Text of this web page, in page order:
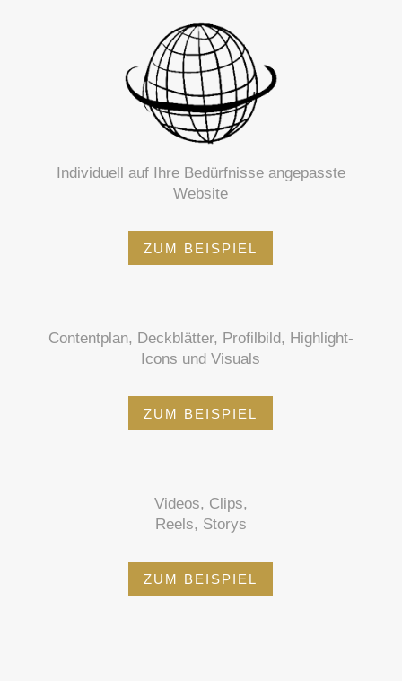
Individuell auf Ihre Bedürfnisse angepasste
Website
ZUM BEISPIEL
Contentplan, Deckblätter, Profilbild, Highlight-
Icons und Visuals
ZUM BEISPIEL
Videos, Clips,
Reels, Storys
ZUM BEISPIEL